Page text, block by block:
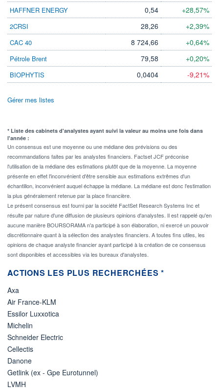
HAFFNER ENERGY 0,54 +28,57%
2CRSI 28,26 +2,39%
CAC 40 8 724,66 +0,64%
Pétrole Brent 79,58 +0,20%
BIOPHYTIS 0,0404 -9,21%
Gérer mes listes
* Liste des cabinets d'analystes ayant suivi la valeur au moins une fois dans
l'année :
Un consensus est une moyenne ou une médiane des prévisions ou des
recommandations faites par les analystes financiers. Factset JCF préconise
l'utilisation de la médiane des estimations plutôt que de la moyenne. La moyenne
présente en effet l'inconvénient d'être sensible aux estimations extrêmes d'un
échantillon, inconvénient auquel échappe la médiane. La médiane est donc l'estimation
la plus généralement retenue par la place financière.
Le présent consensus est fourni par la société FactSet Research Systems Inc et
résulte par nature d'une diffusion de plusieurs opinions d'analystes. Il est rappelé qu'en
aucune manière BOURSORAMA n'a participé à son élaboration, ni exercé un pouvoir
discrétionnaire quant à la sélection des analystes financiers. A toutes fins utiles, les
opinions de chaque analyste financier ayant participé à la création de ce consensus
sont disponibles et accessibles via les bureaux d'analystes.
ACTIONS LES PLUS RECHERCHÉES *
Axa
Air France-KLM
Essilor Luxxotica
Michelin
Schneider Electric
Cellectis
Danone
Getlink (ex - Gpe Eurotunnel)
LVMH